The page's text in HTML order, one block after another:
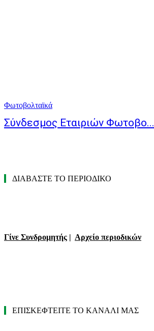
Φωτοβολταϊκά
Σύνδεσμος Εταιριών Φωτοβο...
ΔΙΑΒΑΣΤΕ ΤΟ ΠΕΡΙΟΔΙΚΟ
Γίνε Συνδρομητής | Αρχείο περιοδικών
ΕΠΙΣΚΕΦΤΕΙΤΕ ΤΟ ΚΑΝΑΛΙ ΜΑΣ